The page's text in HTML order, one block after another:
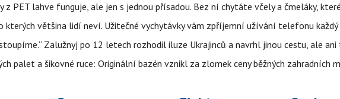
z PET lahve funguje, ale jen s jednou přísadou. Bez ní chytáte včely a čmeláky,
kterých většina lidí neví. Užitečné vychytávky vám zpříjemní užívání telefonu každý
Zalužnyj po 12 letech rozhodil iluze Ukrajinců a navrhl jinou cestu, ale
palet a šikovné ruce: Originální bazén vznikl za zlomek ceny běžných zahradních